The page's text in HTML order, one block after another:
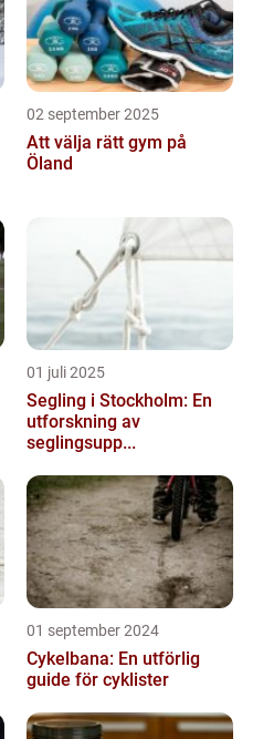
02 september 2025
Att välja rätt gym på
Öland
01 juli 2025
Segling i Stockholm: En
utforskning av
seglingsupp...
01 september 2024
Cykelbana: En utförlig
guide för cyklister